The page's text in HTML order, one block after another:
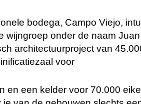
bodega, Campo Viejo,
wijngroep onder de naam
architectuurproject van
voor
en een kelder voor 70.000